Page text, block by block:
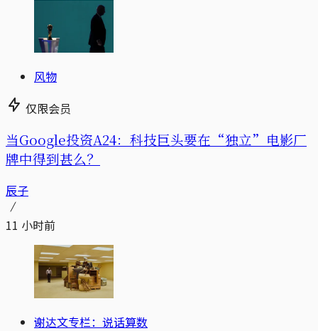
风物
仅限会员
当Google投资A24：科技巨头要在“独立”电影厂
牌中得到甚么？
辰子
11 小时前
谢达文专栏：说话算数